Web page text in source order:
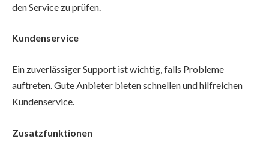
den Service zu prüfen.
Kundenservice
Ein zuverlässiger Support ist wichtig, falls Probleme
auftreten. Gute Anbieter bieten schnellen und hilfreichen
Kundenservice.
Zusatzfunktionen